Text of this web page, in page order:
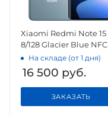
Xiaomi Redmi Note 15
8/128 Glacier Blue NFC
На складе (от 1 дня)
16 500 руб.
ЗАКАЗАТЬ